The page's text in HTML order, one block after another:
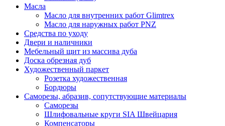
Масла
Масло для внутренних работ Glimtrex
Масло для наружных работ PNZ
Средства по уходу
Двери и наличники
Мебельный щит из массива дуба
Доска обрезная дуб
Художественный паркет
Розетка художественная
Бордюры
Саморезы, абразив, сопутствующие материалы
Саморезы
Шлифовальные круги SIA Швейцария
Компенсаторы